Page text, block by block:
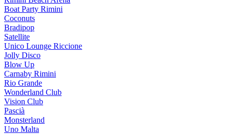
Boat Party Rimini
Coconuts
Bradipop
Satellite
Unico Lounge Riccione
Jolly Disco
Blow Up
Carnaby Rimini
Rio Grande
Wonderland Club
Vision Club
Pascià
Monsterland
Uno Malta